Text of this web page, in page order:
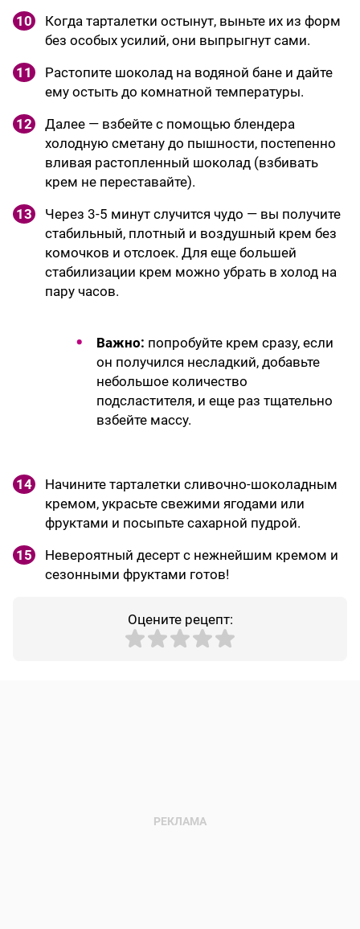
10
Когда тарталетки остынут, выньте их из форм
без особых усилий, они выпрыгнут сами.
11
Растопите шоколад на водяной бане и дайте
ему остыть до комнатной температуры.
12
Далее — взбейте с помощью блендера
холодную сметану до пышности, постепенно
вливая растопленный шоколад (взбивать
крем не переставайте).
13
Через 3-5 минут случится чудо — вы получите
стабильный, плотный и воздушный крем без
комочков и отслоек. Для еще большей
стабилизации крем можно убрать в холод на
пару часов.
Важно: попробуйте крем сразу, если
он получился несладкий, добавьте
небольшое количество
подсластителя, и еще раз тщательно
взбейте массу.
14
Начините тарталетки сливочно-шоколадным
кремом, украсьте свежими ягодами или
фруктами и посыпьте сахарной пудрой.
15
Невероятный десерт с нежнейшим кремом и
сезонными фруктами готов!
Оцените рецепт: